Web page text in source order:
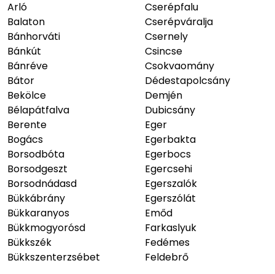
Arló
Balaton
Bánhorváti
Bánkút
Bánréve
Bátor
Bekölce
Bélapátfalva
Berente
Bogács
Borsodbóta
Borsodgeszt
Borsodnádasd
Bükkábrány
Bükkaranyos
Bükkmogyorósd
Bükkszék
Bükkszenterzsébet
Cserépfalu
Cserépváralja
Csernely
Csincse
Csokvaomány
Dédestapolcsány
Demjén
Dubicsány
Eger
Egerbakta
Egerbocs
Egercsehi
Egerszalók
Egerszólát
Emőd
Farkaslyuk
Fedémes
Feldebrő